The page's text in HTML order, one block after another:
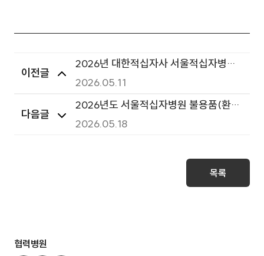
이전글
2026년 대한적십자사 서울적십자병원
장례식장 스프링클러 설치공사(기계소
방)
2026.05.11
다음글
2026년도 서울적십자병원 불용품(환자
침대, 의료기기) 5차 매각공고
2026.05.18
목록
협력병원